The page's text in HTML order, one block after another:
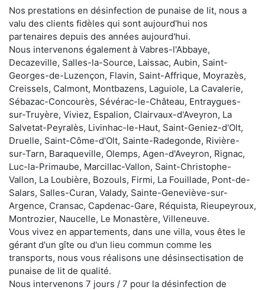
Nos prestations en désinfection de punaise de lit, nous a
valu des clients fidèles qui sont aujourd'hui nos
partenaires depuis des années aujourd'hui.
Nous intervenons également à Vabres-l'Abbaye,
Decazeville, Salles-la-Source, Laissac, Aubin, Saint-
Georges-de-Luzençon, Flavin, Saint-Affrique, Moyrazès,
Creissels, Calmont, Montbazens, Laguiole, La Cavalerie,
Sébazac-Concourès, Sévérac-le-Château, Entraygues-
sur-Truyère, Viviez, Espalion, Clairvaux-d'Aveyron, La
Salvetat-Peyralès, Livinhac-le-Haut, Saint-Geniez-d'Olt,
Druelle, Saint-Côme-d'Olt, Sainte-Radegonde, Rivière-
sur-Tarn, Baraqueville, Olemps, Agen-d'Aveyron, Rignac,
Luc-la-Primaube, Marcillac-Vallon, Saint-Christophe-
Vallon, La Loubière, Bozouls, Firmi, La Fouillade, Pont-de-
Salars, Salles-Curan, Valady, Sainte-Geneviève-sur-
Argence, Cransac, Capdenac-Gare, Réquista, Rieupeyroux,
Montrozier, Naucelle, Le Monastère, Villeneuve.
Vous vivez en appartements, dans une villa, vous êtes le
gérant d'un gîte ou d'un lieu commun comme les
transports, nous vous réalisons une désinsectisation de
punaise de lit de qualité.
Nous intervenons 7 jours / 7 pour la désinfection de